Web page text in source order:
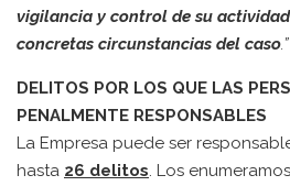
vigilancia y control de su
concretas circunstancias del caso.”
DELITOS POR LOS QUE LAS
PENALMENTE RESPONSABLES
La Empresa puede ser
hasta 26 delitos. Los